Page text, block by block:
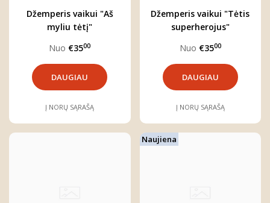
Džemperis vaikui "Aš
myliu tėtį"
Nuo €3500
DAUGIAU
Į NORŲ SĄRAŠĄ
Džemperis vaikui "Tėtis
superherojus"
Nuo €3500
DAUGIAU
Į NORŲ SĄRAŠĄ
Naujiena